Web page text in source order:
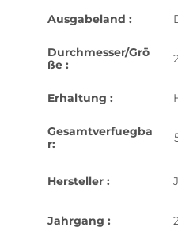
Ausgabeland :
Durchmesser/Grö
ße :
Erhaltung :
Gesamtverfuegba
r:
Hersteller :
Jahrgang :